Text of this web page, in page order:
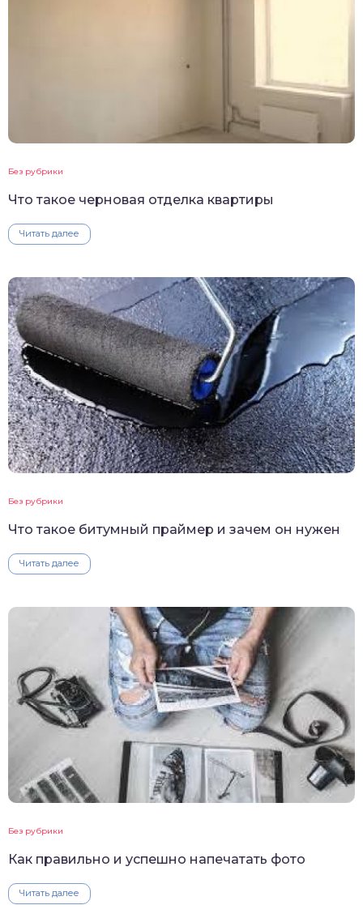
Без рубрики
Что такое черновая отделка квартиры
Читать далее
Без рубрики
Что такое битумный праймер и зачем он нужен
Читать далее
Без рубрики
Как правильно и успешно напечатать фото
Читать далее